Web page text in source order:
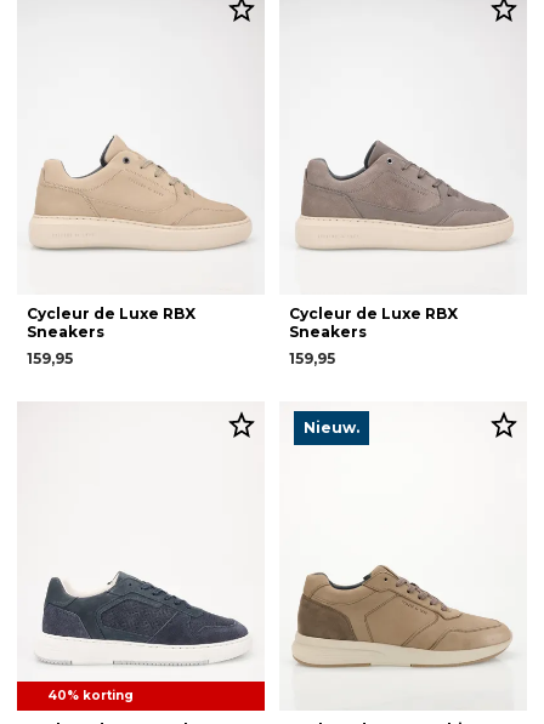
Cycleur de Luxe RBX
Sneakers
159,95
Cycleur de Luxe RBX
Sneakers
159,95
40% korting
Nieuw.